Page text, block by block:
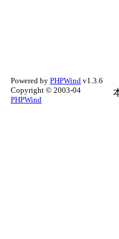
Powered by PHPWind v1.3.6
Copyright © 2003-04
PHPWind